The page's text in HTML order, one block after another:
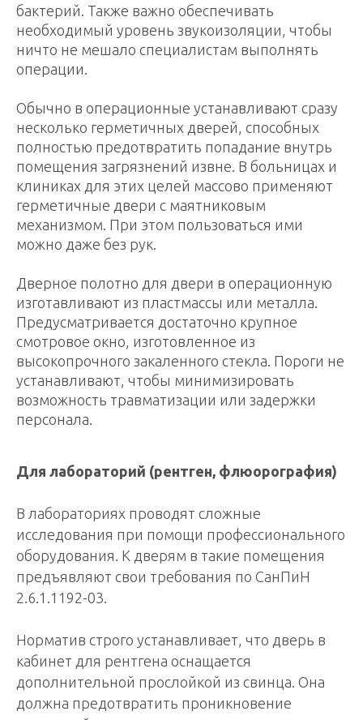
бактерий. Также важно обеспечивать
необходимый уровень звукоизоляции, чтобы
ничто не мешало специалистам выполнять
операции.
Обычно в операционные устанавливают сразу
несколько герметичных дверей, способных
полностью предотвратить попадание внутрь
помещения загрязнений извне. В больницах и
клиниках для этих целей массово применяют
герметичные двери с маятниковым
механизмом. При этом пользоваться ими
можно даже без рук.
Дверное полотно для двери в операционную
изготавливают из пластмассы или металла.
Предусматривается достаточно крупное
смотровое окно, изготовленное из
высокопрочного закаленного стекла. Пороги не
устанавливают, чтобы минимизировать
возможность травматизации или задержки
персонала.
Для лабораторий (рентген, флюорография)
В лабораториях проводят сложные
исследования при помощи профессионального
оборудования. К дверям в такие помещения
предъявляют свои требования по СанПиН
2.6.1.1192-03.
Норматив строго устанавливает, что дверь в
кабинет для рентгена оснащается
дополнительной прослойкой из свинца. Она
должна предотвратить проникновение